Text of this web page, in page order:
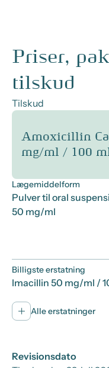
Priser,
tilskud
Tilskud
Amoxicillin Carefarm 50
mg/ml / 100
Lægemiddelform
Pulver til oral
50 mg/ml
Billigste erstatning
Imacillin 50 mg/ml /
Alle erstatninger
Revisionsdato